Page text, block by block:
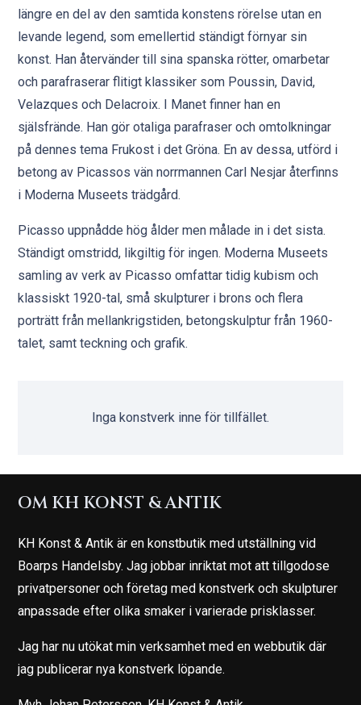
längre en del av den samtida konstens rörelse utan en
levande legend, som emellertid ständigt förnyar sin
konst. Han återvänder till sina spanska rötter, omarbetar
och parafraserar flitigt klassiker som Poussin, David,
Velazques och Delacroix. I Manet finner han en
själsfrände. Han gör otaliga parafraser och omtolkningar
på dennes tema Frukost i det Gröna. En av dessa, utförd i
betong av Picassos vän norrmannen Carl Nesjar återfinns
i Moderna Museets trädgård.
Picasso uppnådde hög ålder men målade in i det sista.
Ständigt omstridd, likgiltig för ingen. Moderna Museets
samling av verk av Picasso omfattar tidig kubism och
klassiskt 1920-tal, små skulpturer i brons och flera
porträtt från mellankrigstiden, betongskulptur från 1960-
talet, samt teckning och grafik.
Inga konstverk inne för tillfället.
OM KH KONST & ANTIK
KH Konst & Antik är en konstbutik med utställning vid
Boarps Handelsby. Jag jobbar inriktat mot att tillgodose
privatpersoner och företag med konstverk och skulpturer
anpassade efter olika smaker i varierade prisklasser.
Jag har nu utökat min verksamhet med en webbutik där
jag publicerar nya konstverk löpande.